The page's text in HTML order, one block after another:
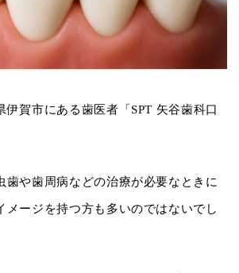
伊賀市にある歯医者「SPT 矢谷歯科口
歯や歯周病などの治療が必要なときに
メージを持つ方も多いのではないでし